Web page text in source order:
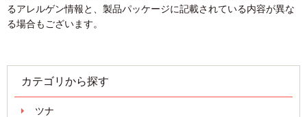
るアレルゲン情報と、製品パッケージに記載されている内容が異な
る場合もございます。
カテゴリから探す
ツナ